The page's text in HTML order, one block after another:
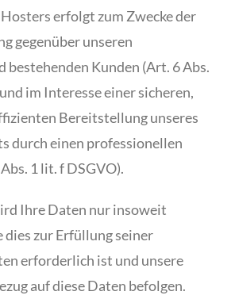
erfolgt zum Zwecke der
gegenüber unseren
bestehenden Kunden (Art. 6 Abs.
im Interesse einer sicheren,
Bereitstellung unseres
durch einen professionellen
1 lit. f DSGVO).
Ihre Daten nur insoweit
zur Erfüllung seiner
erforderlich ist und unsere
auf diese Daten befolgen.